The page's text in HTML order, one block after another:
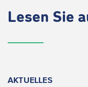
Lesen Sie
AKTUELLES